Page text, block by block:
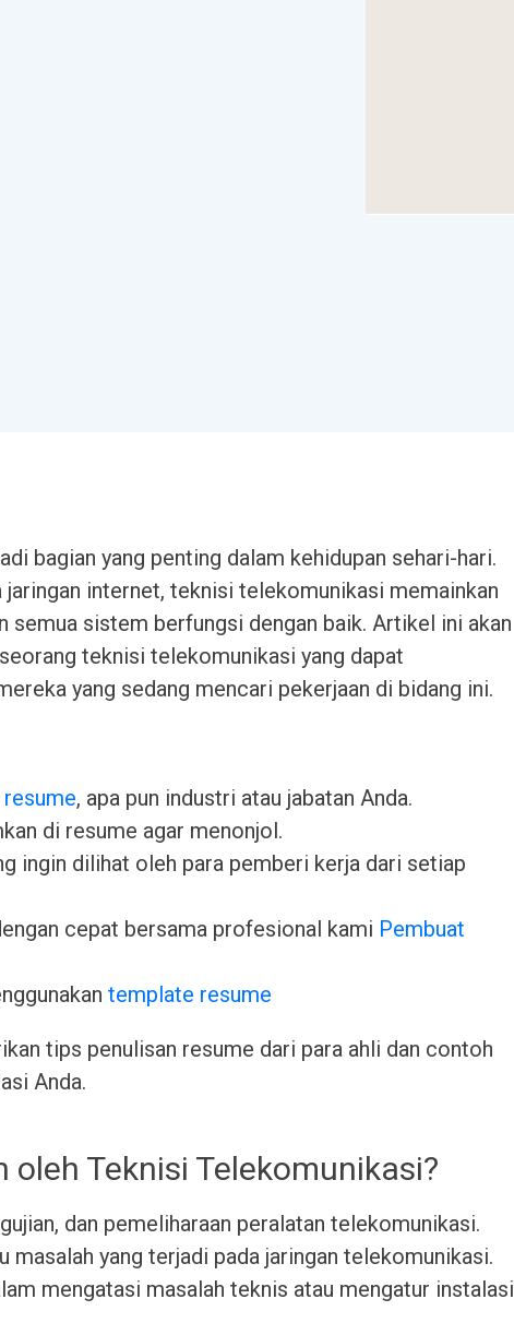
bagian yang penting dalam kehidupan sehari-hari.
internet, teknisi telekomunikasi memainkan
semua sistem berfungsi dengan baik. Artikel ini akan
teknisi telekomunikasi yang dapat
yang sedang mencari pekerjaan di bidang ini.
, apa pun industri atau jabatan Anda.
di resume agar menonjol.
ingin dilihat oleh para pemberi kerja dari setiap
cepat bersama profesional kami Pembuat
template resume
tips penulisan resume dari para ahli dan contoh
Anda.
oleh Teknisi Telekomunikasi?
dan pemeliharaan peralatan telekomunikasi.
masalah yang terjadi pada jaringan telekomunikasi.
mengatasi masalah teknis atau mengatur instalasi